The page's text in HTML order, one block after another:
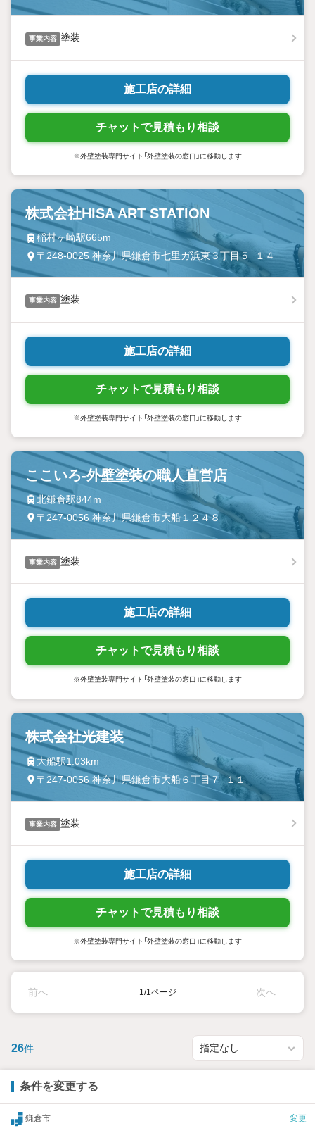
事業内容 塗装
施工店の詳細
チャットで見積もり相談
※外壁塗装専門サイト「外壁塗装の窓口」に移動します
株式会社HISA ART STATION
稲村ヶ崎駅665m
〒248-0025 神奈川県鎌倉市七里ガ浜東３丁目５−１４
事業内容 塗装
施工店の詳細
チャットで見積もり相談
※外壁塗装専門サイト「外壁塗装の窓口」に移動します
ここいろ-外壁塗装の職人直営店
北鎌倉駅844m
〒247-0056 神奈川県鎌倉市大船１２４８
事業内容 塗装
施工店の詳細
チャットで見積もり相談
※外壁塗装専門サイト「外壁塗装の窓口」に移動します
株式会社光建装
大船駅1.03km
〒247-0056 神奈川県鎌倉市大船６丁目７−１１
事業内容 塗装
施工店の詳細
チャットで見積もり相談
※外壁塗装専門サイト「外壁塗装の窓口」に移動します
前へ 1/1ページ 次へ
26件
条件を変更する
鎌倉市 変更